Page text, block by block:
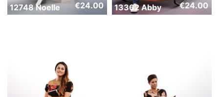
12748 Noelle €24.00 13362 Abby €24.00